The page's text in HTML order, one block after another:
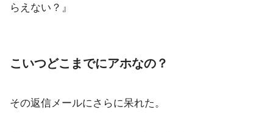
らえない？』
こいつどこまでにアホなの？
その返信メールにさらに呆れた。